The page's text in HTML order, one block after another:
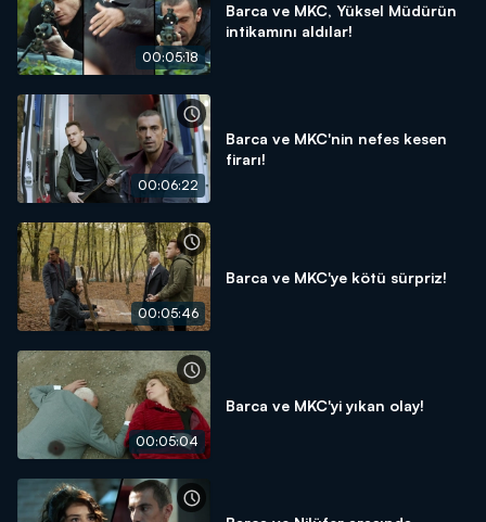
00:05:18
Barca ve MKC, Yüksel Müdürün
intikamını aldılar!
00:06:22
Barca ve MKC'nin nefes kesen
firarı!
00:05:46
Barca ve MKC'ye kötü sürpriz!
00:05:04
Barca ve MKC'yi yıkan olay!